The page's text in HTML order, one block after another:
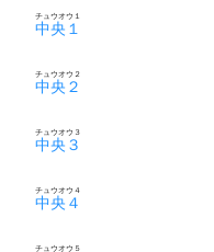
中央１
チュウオウ１
中央２
チュウオウ２
中央３
チュウオウ３
中央４
チュウオウ４
チュウオウ５